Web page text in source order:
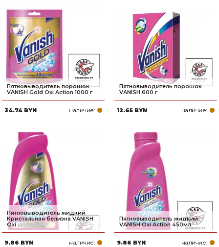
Пятновыводитель порошок
VANISH Gold Oxi Action 1000 г
34.74 BYN наличие:
Пятновыводитель порошок
VANISH 600 г
12.65 BYN наличие:
Пятновыводитель жидкий
Кристальная белизна VANISH
Oxi ...
9.86 BYN наличие:
Пятновыводитель жидкий
VANISH Oxi Action 450мл
9.86 BYN наличие: